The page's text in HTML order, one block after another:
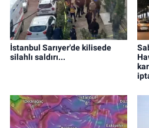
İstanbul Sarıyer'de kilisede
silahlı saldırı...